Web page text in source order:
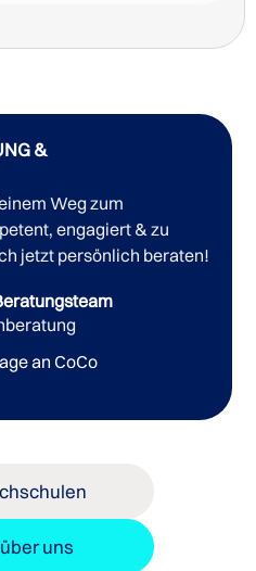
&
Weg zum
engagiert & zu
jetzt persönlich beraten!
an CoCo
uns